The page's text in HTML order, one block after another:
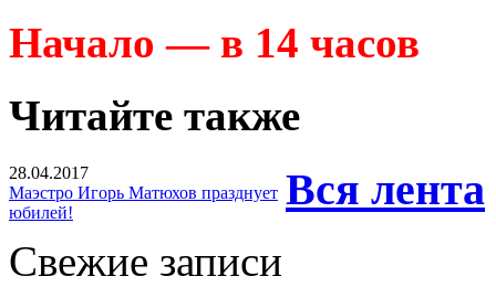
Начало — в 14 часов
Читайте также
28.04.2017
Маэстро Игорь Матюхов празднует
юбилей!
Вся лента
Свежие записи